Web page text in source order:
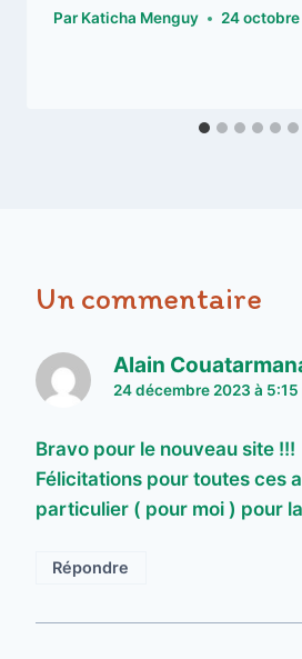
Par Katicha Menguy 24
Un commentaire
Alain
24 décembre 2023 à 5:15
Bravo pour le nouveau site !!!
Félicitations pour toutes ces
particulier ( pour moi ) pour
Répondre